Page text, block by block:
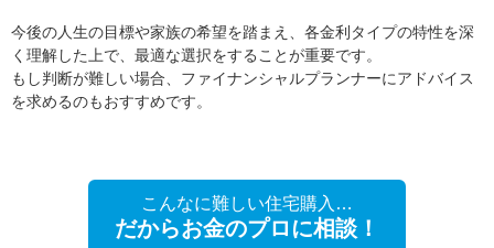
今後の人生の目標や家族の希望を踏まえ、各金利タイプの特性を深
く理解した上で、最適な選択をすることが重要です。
もし判断が難しい場合、ファイナンシャルプランナーにアドバイス
を求めるのもおすすめです。
こんなに難しい住宅購入…
だからお金のプロに相談！